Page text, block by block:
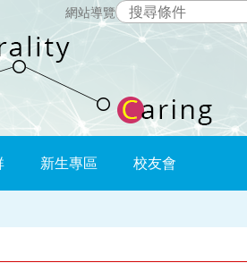
網站導覽
新生專區 校友會